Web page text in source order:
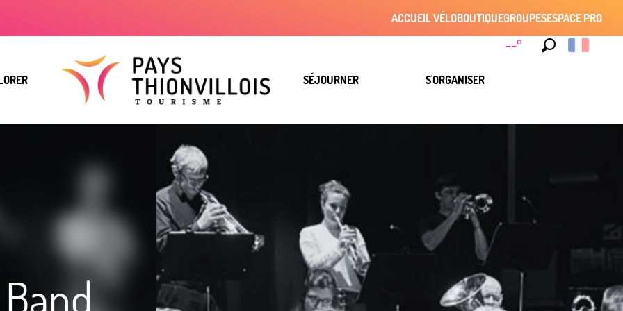
--°
ACCUEIL VÉLOBOUTIQUEGROUPESESPACE PRO
SÉJOURNER S'ORGANISER